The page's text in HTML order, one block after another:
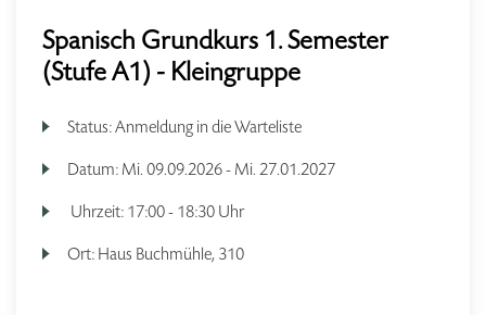
Spanisch Grundkurs 1. Semester
(Stufe A1) - Kleingruppe
Status:Anmeldung in die Warteliste
Datum: Mi. 09.09.2026 - Mi. 27.01.2027
Uhrzeit: 17:00 - 18:30 Uhr
Ort: Haus Buchmühle, 310